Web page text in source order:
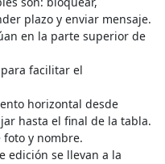
plazo y enviar mensaje.
en la parte superior de
facilitar el
horizontal desde
hasta el final de la tabla.
foto y nombre.
edición se llevan a la